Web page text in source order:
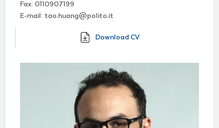
Fax: 0110907199
E-mail: tao.huang@polito.it
Download CV